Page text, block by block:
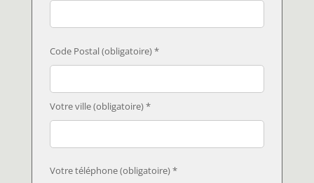
Code Postal (obligatoire) *
Votre ville (obligatoire) *
Votre téléphone (obligatoire) *